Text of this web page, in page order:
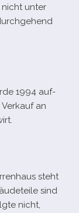
nicht unter
1994 auf­
an
steht
sind
nicht,